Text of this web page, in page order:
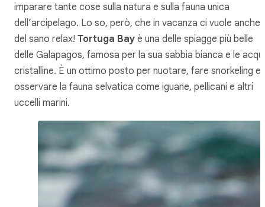
imparare tante cose sulla natura e sulla fauna unica
dell’arcipelago. Lo so, però, che in vacanza ci vuole anche
del sano relax! Tortuga Bay è una delle spiagge più belle
delle Galapagos, famosa per la sua sabbia bianca e le
cristalline. È un ottimo posto per nuotare, fare snorkeling e
osservare la fauna selvatica come iguane, pellicani e altri
uccelli marini.